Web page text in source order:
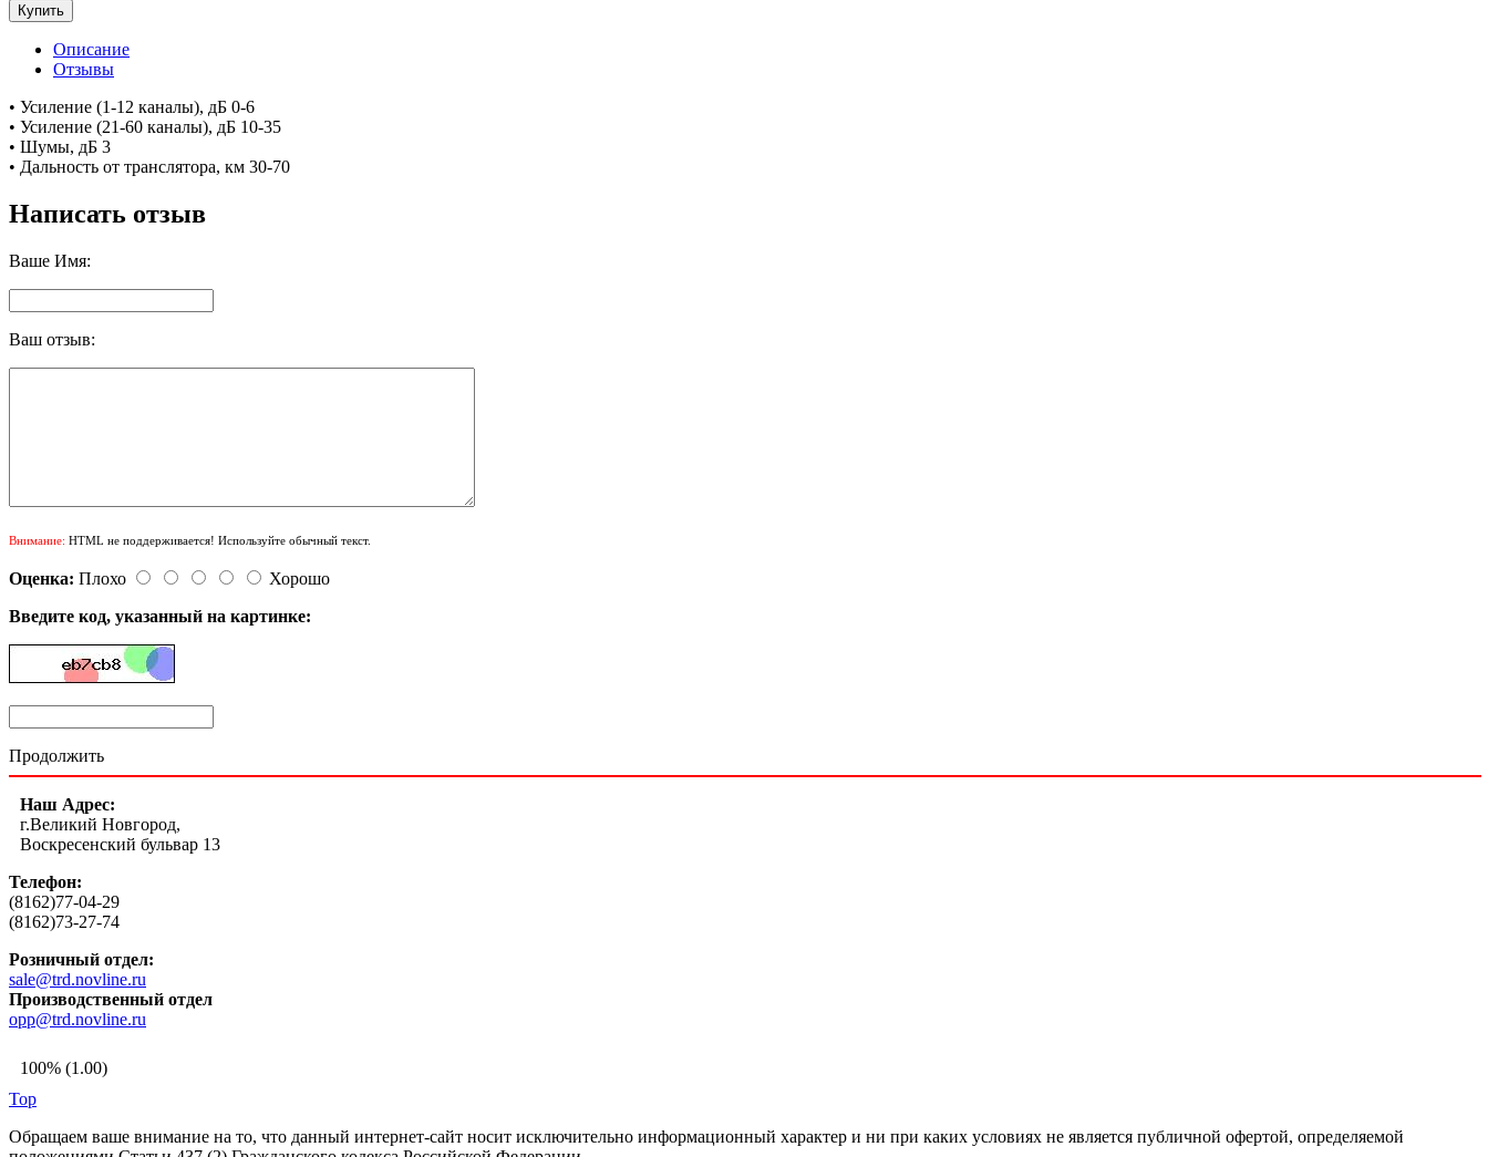
Купить
Описание
Отзывы
• Усиление (1-12 каналы), дБ 0-6
• Усиление (21-60 каналы), дБ 10-35
• Шумы, дБ 3
• Дальность от транслятора, км 30-70
Написать отзыв
Ваше Имя:
Ваш отзыв:
Внимание: HTML не поддерживается! Используйте обычный текст.
Оценка: Плохо
Хорошо
Введите код, указанный на картинке:
Продолжить
Наш Адрес:
г.Великий Новгород,
Воскресенский бульвар 13
Телефон:
(8162)77-04-29
(8162)73-27-74
Розничный отдел:
sale@trd.novline.ru
Производственный отдел
opp@trd.novline.ru
100% (1.00)
Top
Обращаем ваше внимание на то, что данный интернет-сайт носит исключительно информационный характер и ни при каких условиях не является публичной офертой, определяемой